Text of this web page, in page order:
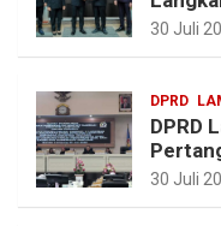
dan
30 Juli
DPRD
DPRD
Beri
30 Juli